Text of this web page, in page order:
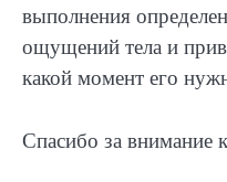
выполнения
ощущений тела и
какой момент его
Спасибо за внимание